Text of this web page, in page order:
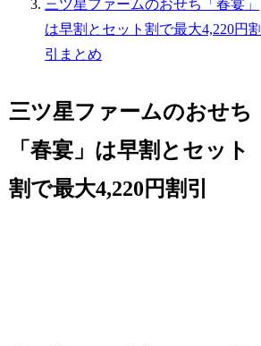
三ツ星ファームのおせち「春宴」
は早割とセット割で最大4,220円割
引まとめ
三ツ星ファームのおせち
「春宴」は早割とセット
割で最大4,220円割引